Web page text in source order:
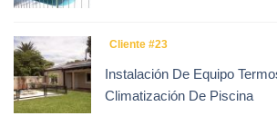
Cliente #23
Instalación De Equipo
Climatización De Piscina